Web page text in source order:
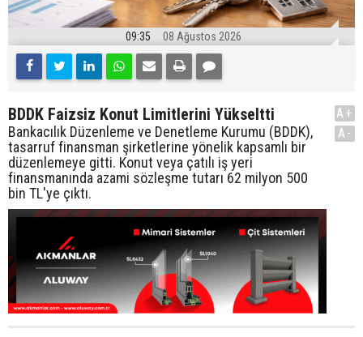
09:35 08 Ağustos 2026
BDDK Faizsiz Konut Limitlerini Yükseltti
Bankacılık Düzenleme ve Denetleme Kurumu (BDDK),
tasarruf finansman şirketlerine yönelik kapsamlı bir
düzenlemeye gitti. Konut veya çatılı iş yeri
finansmanında azami sözleşme tutarı 62 milyon 500
bin TL'ye çıktı.
A+
A-